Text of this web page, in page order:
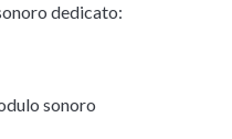
dedicato:
sonoro